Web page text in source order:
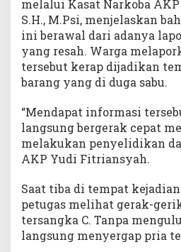
melalui Kasat Narkoba
S.H., M.Psi, menjelaskan
ini berawal dari adanya
yang resah. Warga
tersebut kerap dijadikan
barang yang di duga sabu.
“Mendapat informasi
langsung bergerak cepat
melakukan penyelidikan
AKP Yudi Fitriansyah.
Saat tiba di tempat
petugas melihat gerak-
tersangka C. Tanpa
langsung menyergap pria